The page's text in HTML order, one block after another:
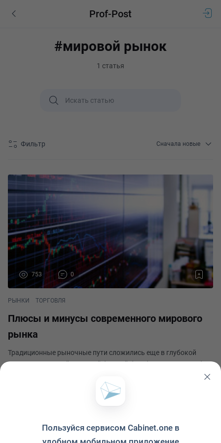
Prof-Post
#мировой рынок
1 статья
Фильтр Сначала новые
753 0
РЫНКИ ТОРГОВЛЯ
Плюсы и минусы современного мирового
рынка
Традиционные рыночные пути сложились еще в глубокой
древности. Первой торговой формой был бартер. Позднее был
инновацией стало изобретение денег. На современном рынке
до сих пор используют обе формы оплаты.
Опубликовано 2 февраля 2021
Пользуйся сервисом Cabinet.one в